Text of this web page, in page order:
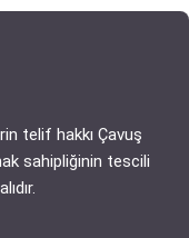
telif hakkı Çavuş
sahipliğinin tescili